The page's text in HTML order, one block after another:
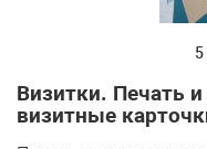
Визитки. Печать
визитные